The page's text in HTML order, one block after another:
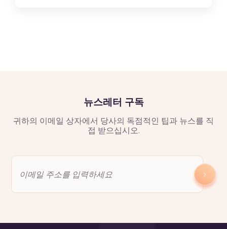
뉴스레터 구독
귀하의 이메일 상자에서 당사의 독점적인 팁과 뉴스를 직
접 받으십시오.